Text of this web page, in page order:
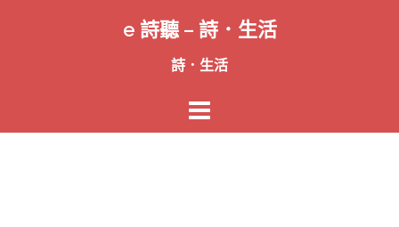
容
e 詩聽 – 詩．生活
詩．生活